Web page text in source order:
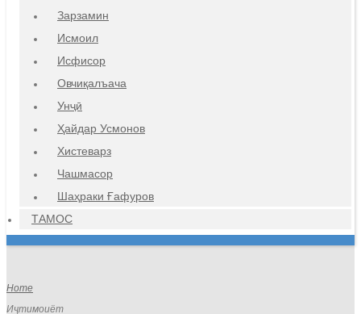
Зарзамин
Исмоил
Исфисор
Овчиқалъача
Унҷӣ
Ҳайдар Усмонов
Хистеварз
Чашмасор
Шаҳраки Ғафуров
ТАМОС
Home
Иҷтимоиёт